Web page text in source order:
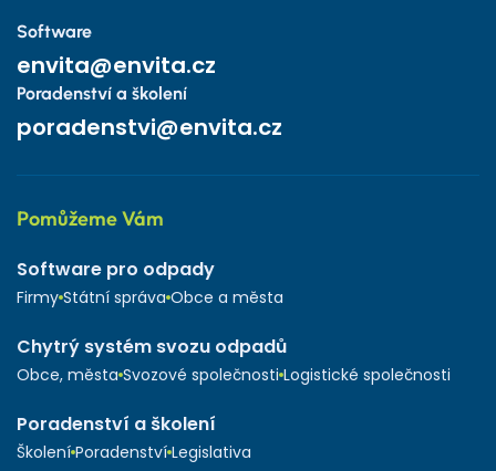
Software
envita@envita.cz
Poradenství a školení
poradenstvi@envita.cz
Pomůžeme Vám
Software pro odpady
Firmy Státní správa Obce a města
Chytrý systém svozu odpadů
Obce, města Svozové společnosti Logistické společnosti
Poradenství a školení
Školení Poradenství Legislativa